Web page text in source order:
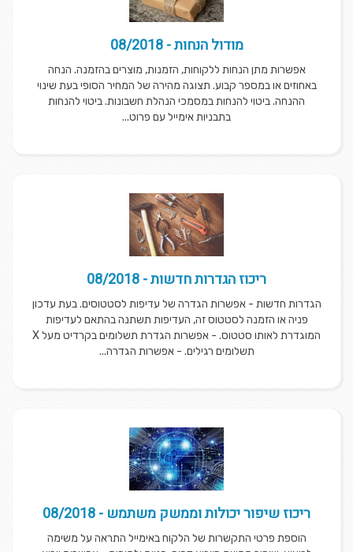
מודול הנחות - 08/2018
אפשרות מתן הנחות ללקוחות, הזמנות, מוצרים בהזמנה. הנחה
באחוזים או במספר קבוע. תצוגה מהירה של המחיר הסופי בעת שינוי
ההנחה. ביטוי להנחות במסמכי הנהלת חשבונות. ביטוי להנחות
בתבניות אימייל עם פרוט...
ריכוז הגדרות חדשות - 08/2018
הגדרות חדשות - אפשרות הגדרה של עדיפות לסטטוסים. בעת עדכון
פניה או הזמנה לסטטוס זה, העדיפות תשתנה בהתאם לעדיפות
המוגדרת לאותו סטטוס. - אפשרות הגדרת תשלומים בקרדיט מעל X
תשלומים רגילים. - אפשרות הגדרה...
ריכוז שיפור יכולות וממשק משתמש - 08/2018
הוספת פרטי התקשרות של הלקוח באימייל התראה על משימה